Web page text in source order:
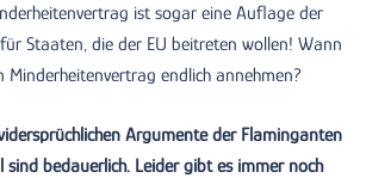
ist sogar eine Auflage der
Staaten, die der EU beitreten wollen! Wann
Minderheitenvertrag endlich annehmen?
Argumente der Flaminganten
sind bedauerlich. Leider gibt es immer noch